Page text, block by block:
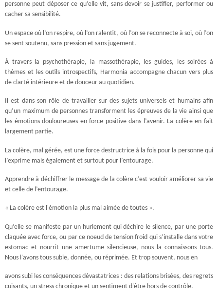
personne peut déposer ce qu’elle vit, sans devoir se justifier, performer ou
cacher sa sensibilité.
Un espace où l’on respire, où l’on ralentit, où l’on se reconnecte à soi, où l’on
se sent soutenu, sans pression et sans jugement.
À travers la psychothérapie, la massothérapie, les guides, les soirées à
thèmes et les outils introspectifs, Harmonia accompagne chacun vers plus
de clarté intérieure et de douceur au quotidien.
Il est dans son rôle de travailler sur des sujets universels et humains afin
qu’un maximum de personnes transforment les épreuves de la vie ainsi que
les émotions douloureuses en force positive dans l’avenir. La colère en fait
largement partie.
La colère, mal gérée, est une force destructrice à la fois pour la personne qui
l’exprime mais également et surtout pour l’entourage.
Apprendre à déchiffrer le message de la colère c’est vouloir améliorer sa vie
et celle de l’entourage.
« La colère est l'émotion la plus mal aimée de toutes ».
Qu’elle se manifeste par un hurlement qui déchire le silence, par une porte
claquée avec force, ou par ce noeud de tension froid qui s’installe dans votre
estomac et nourrit une amertume silencieuse, nous la connaissons tous.
Nous l'avons tous subie, donnée, ou réprimée. Et trop souvent, nous en
avons subi les conséquences dévastatrices : des relations brisées, des regrets
cuisants, un stress chronique et un sentiment d'être hors de contrôle.